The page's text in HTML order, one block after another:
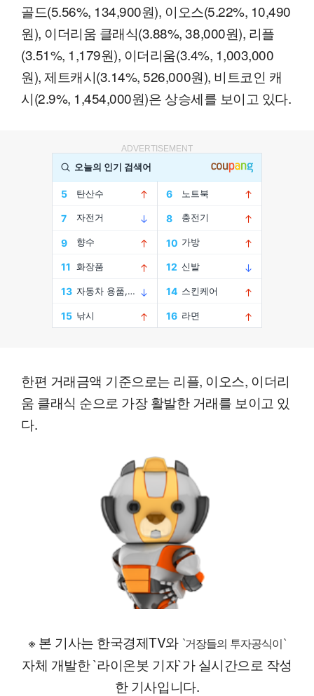
골드(5.56%, 134,900원), 이오스(5.22%, 10,490
원), 이더리움 클래식(3.88%, 38,000원), 리플
(3.51%, 1,179원), 이더리움(3.4%, 1,003,000
원), 제트캐시(3.14%, 526,000원), 비트코인 캐
시(2.9%, 1,454,000원)은 상승세를 보이고 있다.
ADVERTISEMENT
한편 거래금액 기준으로는 리플, 이오스, 이더리
움 클래식 순으로 가장 활발한 거래를 보이고 있
다.
※ 본 기사는 한국경제TV와 `거장들의 투자공식이`
자체 개발한 `라이온봇 기자`가 실시간으로 작성
한 기사입니다.